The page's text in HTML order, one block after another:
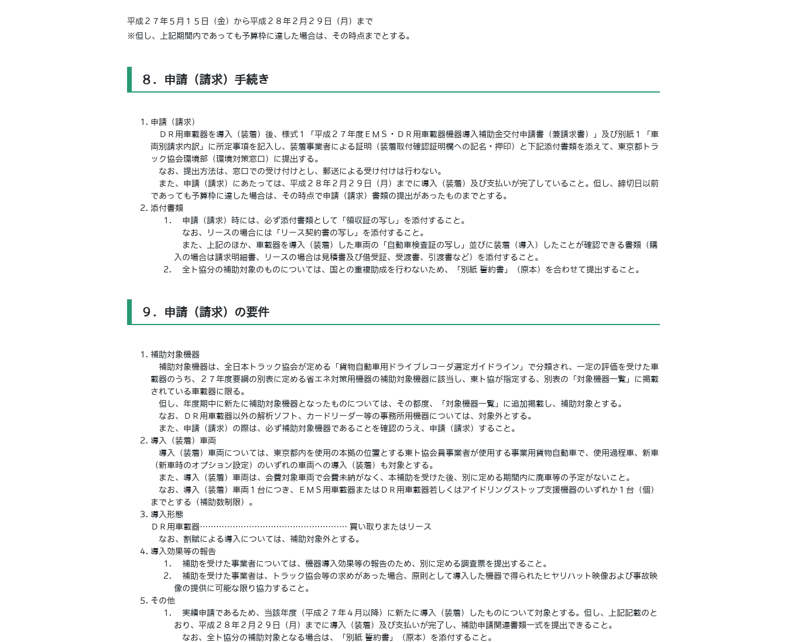
平成２７年５月１５日（金）から平成２８年２月２９日（月）まで
※但し、上記期間内であっても予算枠に達した場合は、その時点までとする。
８．申請（請求）手続き
申請（請求）
ＤＲ用車載器を導入（装着）後、様式１「平成２７年度ＥＭＳ・ＤＲ用車載器機器導入補助金交付申請書（兼請求書）」及び別紙１「車
両別請求内訳」に所定事項を記入し、装着事業者による証明（装着取付確認証明欄への記名・押印）と下記添付書類を添えて、東京都トラ
ック協会環境部（環境対策窓口）に提出する。
なお、提出方法は、窓口での受け付けとし、郵送による受け付けは行わない。
また、申請（請求）にあたっては、平成２８年２月２９日（月）までに導入（装着）及び支払いが完了していること。但し、締切日以前
であっても予算枠に達した場合は、その時点で申請（請求）書類の提出があったものまでとする。
添付書類
申請（請求）時には、必ず添付書類として「領収証の写し」を添付すること。
なお、リースの場合には「リース契約書の写し」を添付すること。
また、上記のほか、車載器を導入（装着）した車両の「自動車検査証の写し」並びに装着（導入）したことが確認できる書類（購
入の場合は請求明細書、リースの場合は見積書及び借受証、受渡書、引渡書など）を添付すること。
全ト協分の補助対象のものについては、国との重複助成を行わないため、「別紙 誓約書」（原本）を合わせて提出すること。
９．申請（請求）の要件
補助対象機器
補助対象機器は、全日本トラック協会が定める「貨物自動車用ドライブレコーダ選定ガイドライン」で分類され、一定の評価を受けた車
載器のうち、２７年度要綱の別表に定める省エネ対策用機器の補助対象機器に該当し、東ト協が指定する、別表の「対象機器一覧」に掲載
されている車載器に限る。
但し、年度期中に新たに補助対象機器となったものについては、その都度、「対象機器一覧」に追加掲載し、補助対象とする。
なお、ＤＲ用車載器以外の解析ソフト、カードリーダー等の事務所用機器については、対象外とする。
また、申請（請求）の際は、必ず補助対象機器であることを確認のうえ、申請（請求）すること。
導入（装着）車両
導入（装着）車両については、東京都内を使用の本拠の位置とする東ト協会員事業者が使用する事業用貨物自動車で、使用過程車、新車
（新車時のオプション設定）のいずれの車両への導入（装着）も対象とする。
また、導入（装着）車両は、会費対象車両で会費未納がなく、本補助を受けた後、別に定める期間内に廃車等の予定がないこと。
なお、導入（装着）車両１台につき、ＥＭＳ用車載器またはＤＲ用車載器若しくはアイドリングストップ支援機器のいずれか１台（個）
までとする（補助数制限）。
導入形態
ＤＲ用車載器……………………………………………… 買い取りまたはリース
なお、割賦による導入については、補助対象外とする。
導入効果等の報告
補助を受けた事業者については、機器導入効果等の報告のため、別に定める調査票を提出すること。
補助を受けた事業者は、トラック協会等の求めがあった場合、原則として導入した機器で得られたヒヤリハット映像および事故映
像の提供に可能な限り協力すること。
その他
実績申請であるため、当該年度（平成２７年４月以降）に新たに導入（装着）したものについて対象とする。但し、上記記載のと
おり、平成２８年２月２９日（月）までに導入（装着）及び支払いが完了し、補助申請関連書類一式を提出できること。
なお、全ト協分の補助対象となる場合は、「別紙 誓約書」（原本）を添付すること。